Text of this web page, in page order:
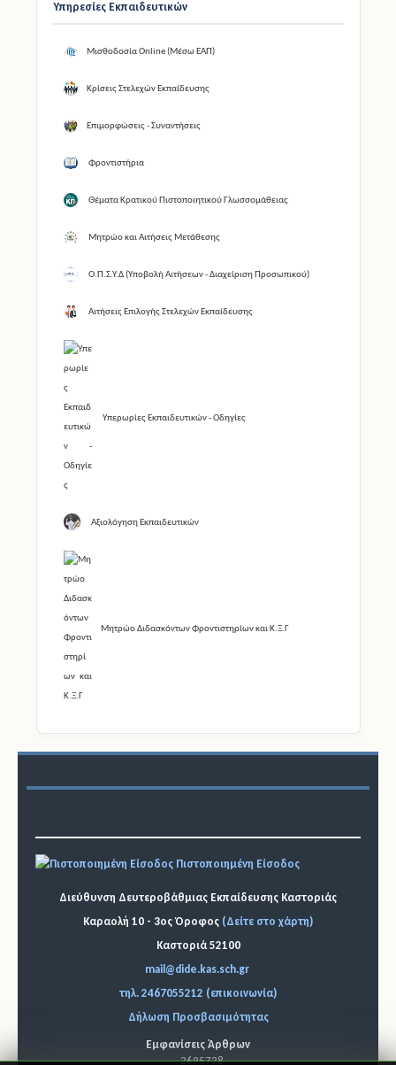
Υπηρεσίες Εκπαιδευτικών
Μισθοδοσία Online (Μέσω ΕΑΠ)
Κρίσεις Στελεχών Εκπαίδευσης
Επιμορφώσεις - Συναντήσεις
Φροντιστήρια
Θέματα Κρατικού Πιστοποιητικού Γλωσσομάθειας
Μητρώο και Αιτήσεις Μετάθεσης
Ο.Π.Σ.Υ.Δ (Υποβολή Αιτήσεων - Διαχείριση Προσωπικού)
Αιτήσεις Επιλογής Στελεχών Εκπαίδευσης
Υπερωρίες Εκπαιδευτικών - Οδηγίες
Αξιολόγηση Εκπαιδευτικών
Μητρώο Διδασκόντων Φροντιστηρίων και Κ.Ξ.Γ
Πιστοποιημένη Είσοδος
Διεύθυνση Δευτεροβάθμιας Εκπαίδευσης Καστοριάς
Καραολή 10 - 3ος Όροφος (Δείτε στο χάρτη)
Καστοριά 52100
mail@dide.kas.sch.gr
τηλ. 2467055212 (επικοινωνία)
Δήλωση Προσβασιμότητας
Εμφανίσεις Άρθρων
2695728